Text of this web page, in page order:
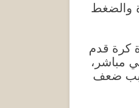
والضغط
كرة قدم
مباشر،
ضعف